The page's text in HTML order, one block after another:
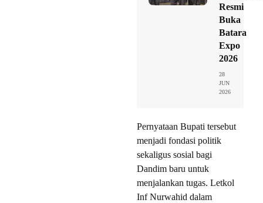
Resmi
Buka
Batara
Expo
2026
28
JUN
2026
Pernyataan Bupati tersebut
menjadi fondasi politik
sekaligus sosial bagi
Dandim baru untuk
menjalankan tugas. Letkol
Inf Nurwahid dalam